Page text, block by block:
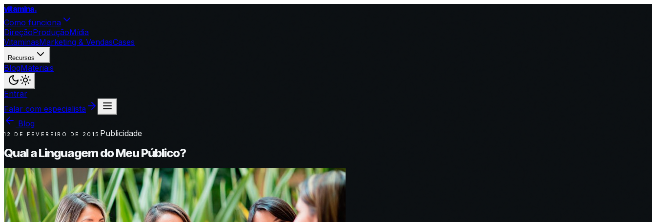
vitamina.
Como funciona
DireçãoProduçãoMídia
VitaminasMarketing & VendasCases
Recursos
BlogMateriais
Entrar
Falar com especialista
Blog
12 DE FEVEREIRO DE 2015 Publicidade
Qual a Linguagem do Meu Público?